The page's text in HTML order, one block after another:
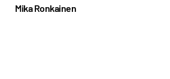
Mika Ronkainen